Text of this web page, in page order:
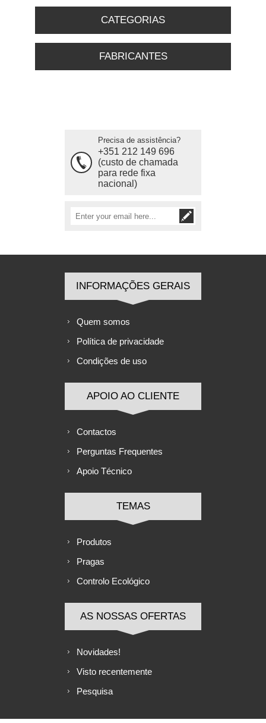
CATEGORIAS
FABRICANTES
Precisa de assistência?
+351 212 149 696
(custo de chamada
para rede fixa
nacional)
INFORMAÇÕES GERAIS
Quem somos
Política de privacidade
Condições de uso
APOIO AO CLIENTE
Contactos
Perguntas Frequentes
Apoio Técnico
TEMAS
Produtos
Pragas
Controlo Ecológico
AS NOSSAS OFERTAS
Novidades!
Visto recentemente
Pesquisa